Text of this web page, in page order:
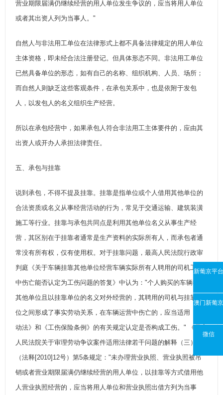
营业期限届满仍继续经营的用人单位发生争议的，应当将用人单位
或者其出资人列为当事人。"
自然人与非法用工单位在法律形式上都不具备法律规定的用人单位
主体资格，即未经合法注册登记。但具体形态不同。非法用工单位
已然具备单位的形态，如有自己的名称、组织机构、人员、场所；
而自然人则缺乏这些客观条件，在承包关系中，也是依附于发包
人，以发包人的名义组织生产经营。
所以在承包经营中，如果承包人符合非法用工主体要件的，应由其
出资人或开办人承担法律责任。
五、承包与挂靠
说到承包，不得不提及挂靠。挂靠是指单位或个人借用其他单位的
合法资质或名义从事经营活动的行为，常见于交通运输、建筑装潢
施工等行业。挂靠与承包共同点是利用其他单位名义从事生产经
营，其区别在于挂靠者通常是生产资料的实际所有人，而承包者通
常没有所有权，仅有使用权。对于挂靠问题，最高人民法院行政审
判庭《关于车辆挂靠其他单位经营车辆实际所有人聘用的司机工作
中伤亡能否认定为工伤问题的答复》中认为："个人购买的车辆挂靠
其他单位且以挂靠单位的名义对外经营的，其聘用的司机与挂靠单
位之间形成了事实劳动关系，在车辆运营中伤亡的，应当适用《劳
动法》和《工伤保险条例》的有关规定认定是否构成工伤。" 《最高
人民法院关于审理劳动争议案件适用法律若干问题的解释（三）》
（法释[2010]12号）第5条规定："未办理营业执照、营业执照被吊
销或者营业期限届满仍继续经营的用人单位，以挂靠等方式借用他
人营业执照经营的，应当将用人单位和营业执照出借方列为当事
新葡京平台
澳门新葡京
微信